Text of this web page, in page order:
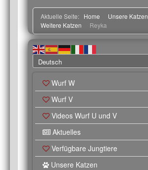
Aktuelle Seite: Home
Unsere Katzen
Weitere Katzen
Reyka
Wurf W
Wurf V
Videos Wurf U und V
Aktuelles
Verfügbare Jungtiere
Unsere Katzen